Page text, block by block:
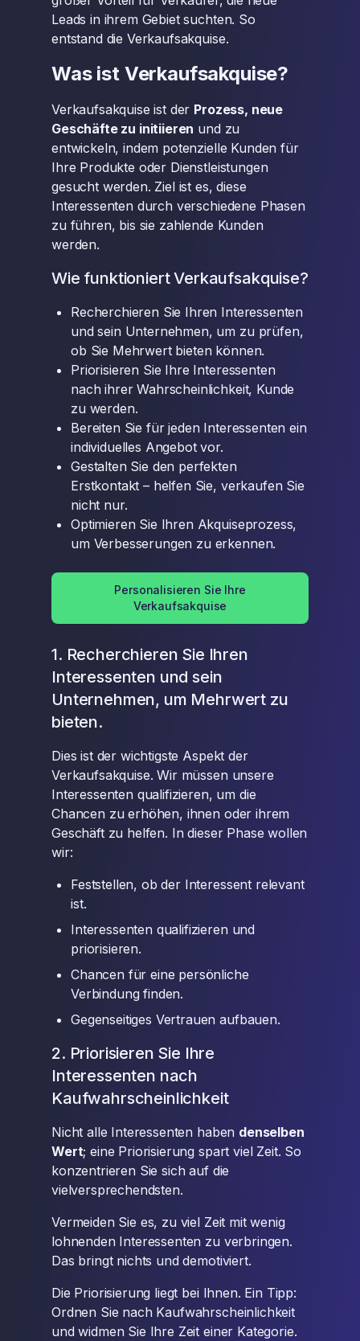
Leads in ihrem Gebiet suchten. So
entstand die Verkaufsakquise.
Was ist Verkaufsakquise?
Verkaufsakquise ist der Prozess, neue
Geschäfte zu initiieren und zu
entwickeln, indem potenzielle Kunden für
Ihre Produkte oder Dienstleistungen
gesucht werden. Ziel ist es, diese
Interessenten durch verschiedene Phasen
zu führen, bis sie zahlende Kunden
werden.
Wie funktioniert Verkaufsakquise?
Recherchieren Sie Ihren Interessenten
und sein Unternehmen, um zu prüfen,
ob Sie Mehrwert bieten können.
Priorisieren Sie Ihre Interessenten
nach ihrer Wahrscheinlichkeit, Kunde
zu werden.
Bereiten Sie für jeden Interessenten ein
individuelles Angebot vor.
Gestalten Sie den perfekten
Erstkontakt – helfen Sie, verkaufen Sie
nicht nur.
Optimieren Sie Ihren Akquiseprozess,
um Verbesserungen zu erkennen.
Personalisieren Sie Ihre
Verkaufsakquise
1. Recherchieren Sie Ihren
Interessenten und sein
Unternehmen, um Mehrwert zu
bieten.
Dies ist der wichtigste Aspekt der
Verkaufsakquise. Wir müssen unsere
Interessenten qualifizieren, um die
Chancen zu erhöhen, ihnen oder ihrem
Geschäft zu helfen. In dieser Phase wollen
wir:
Feststellen, ob der Interessent relevant
ist.
Interessenten qualifizieren und
priorisieren.
Chancen für eine persönliche
Verbindung finden.
Gegenseitiges Vertrauen aufbauen.
2. Priorisieren Sie Ihre
Interessenten nach
Kaufwahrscheinlichkeit
Nicht alle Interessenten haben denselben
Wert; eine Priorisierung spart viel Zeit. So
konzentrieren Sie sich auf die
vielversprechendsten.
Vermeiden Sie es, zu viel Zeit mit wenig
lohnenden Interessenten zu verbringen.
Das bringt nichts und demotiviert.
Die Priorisierung liegt bei Ihnen. Ein Tipp:
Ordnen Sie nach Kaufwahrscheinlichkeit
und widmen Sie Ihre Zeit einer Kategorie.